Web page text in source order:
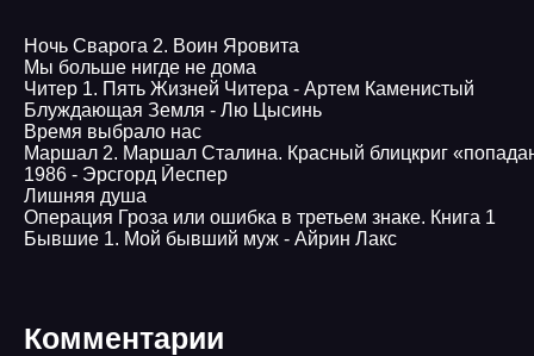
Ночь Сварога 2. Воин Яровита
Мы больше нигде не дома
Читер 1. Пять Жизней Читера - Артем Каменистый
Блуждающая Земля - Лю Цысинь
Время выбрало нас
Маршал 2. Маршал Сталина. Красный блицкриг
1986 - Эрсгорд Йеспер
Лишняя душа
Операция Гроза или ошибка в третьем знаке. Книга 1
Бывшие 1. Мой бывший муж - Айрин Лакс
Комментарии